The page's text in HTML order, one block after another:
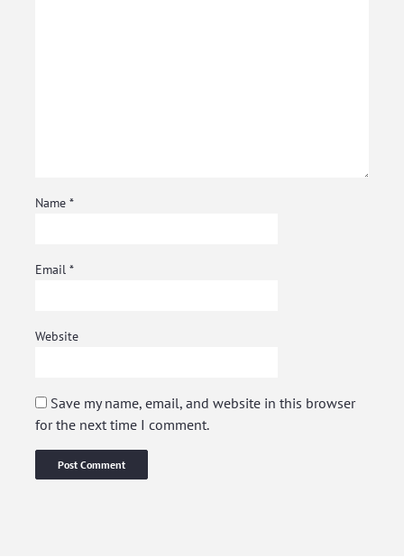
Name *
Email *
Website
Save my name, email, and website in this browser
for the next time I comment.